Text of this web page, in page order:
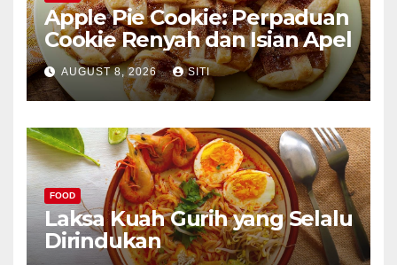
Apple Pie Cookie: Perpaduan
Cookie Renyah dan Isian Apel
AUGUST 8, 2026 SITI
FOOD
Laksa Kuah Gurih yang Selalu
Dirindukan